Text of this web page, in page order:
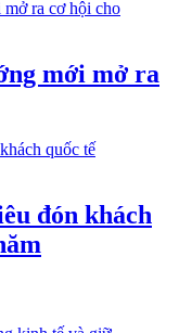
mới mở ra
đón khách